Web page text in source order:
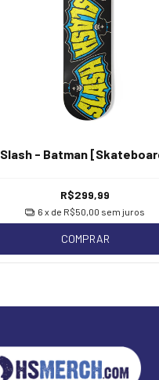
Slash - Batman
R$299,99
6 x de R$50,00 sem juros
COMPRAR